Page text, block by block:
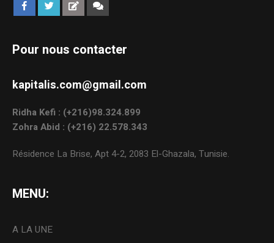
Pour nous contacter
kapitalis.com@gmail.com
Ridha Kefi : (+216)98.324.899
Zohra Abid : (+216) 22.578.343
Résidence La Brise, Apt 4-2, 2083 El-Ghazala, Tunisie.
MENU:
A LA UNE